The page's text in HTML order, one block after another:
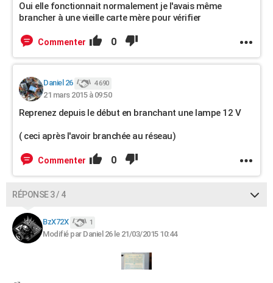
Oui elle fonctionnait normalement je l'avais même
brancher à une vieille carte mère pour vérifier
Commenter 0
Daniel 26 4 690
21 mars 2015 à 09:50
Reprenez depuis le début en branchant une lampe 12 V
( ceci après l'avoir branchée au réseau)
Commenter 0
RÉPONSE 3 / 4
BzX72X 1
Modifié par Daniel 26 le 21/03/2015 10:44